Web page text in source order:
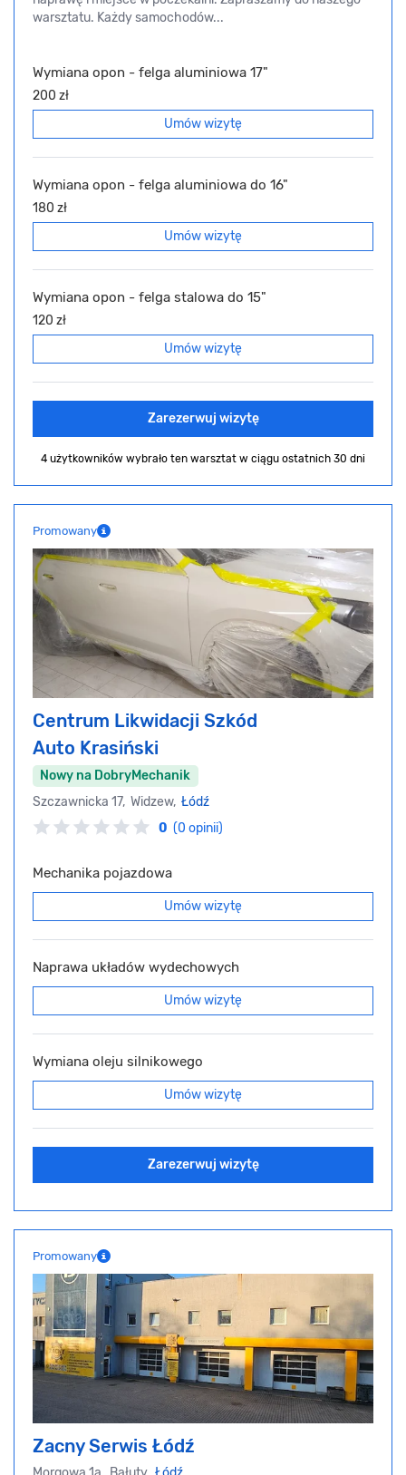
warsztatu. Każdy samochodów...
Wymiana opon - felga aluminiowa 17"
200 zł
Umów wizytę
Wymiana opon - felga aluminiowa do 16"
180 zł
Umów wizytę
Wymiana opon - felga stalowa do 15"
120 zł
Umów wizytę
Zarezerwuj wizytę
4 użytkowników wybrało ten warsztat w ciągu ostatnich 30 dni
Promowany
Centrum Likwidacji Szkód
Auto Krasiński
Nowy na DobryMechanik
Szczawnicka 17, Widzew, Łódź
0 (0 opinii)
Mechanika pojazdowa
Umów wizytę
Naprawa układów wydechowych
Umów wizytę
Wymiana oleju silnikowego
Umów wizytę
Zarezerwuj wizytę
Promowany
Zacny Serwis Łódź